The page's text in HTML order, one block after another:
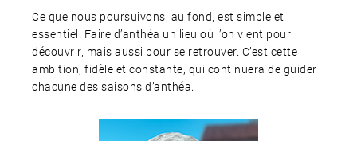
Ce que nous poursuivons, au fond, est simple et
essentiel. Faire d’anthéa un lieu où l’on vient pour
découvrir, mais aussi pour se retrouver. C’est cette
ambition, fidèle et constante, qui continuera de guider
chacune des saisons d’anthéa.